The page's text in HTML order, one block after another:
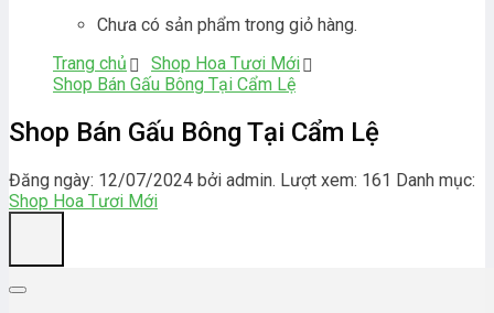
Chưa có sản phẩm trong giỏ hàng.
Trang chủ
Shop Hoa Tươi Mới
Shop Bán Gấu Bông Tại Cẩm Lệ
Shop Bán Gấu Bông Tại Cẩm Lệ
Đăng ngày: 12/07/2024 bởi admin. Lượt xem: 161 Danh mục:
Shop Hoa Tươi Mới